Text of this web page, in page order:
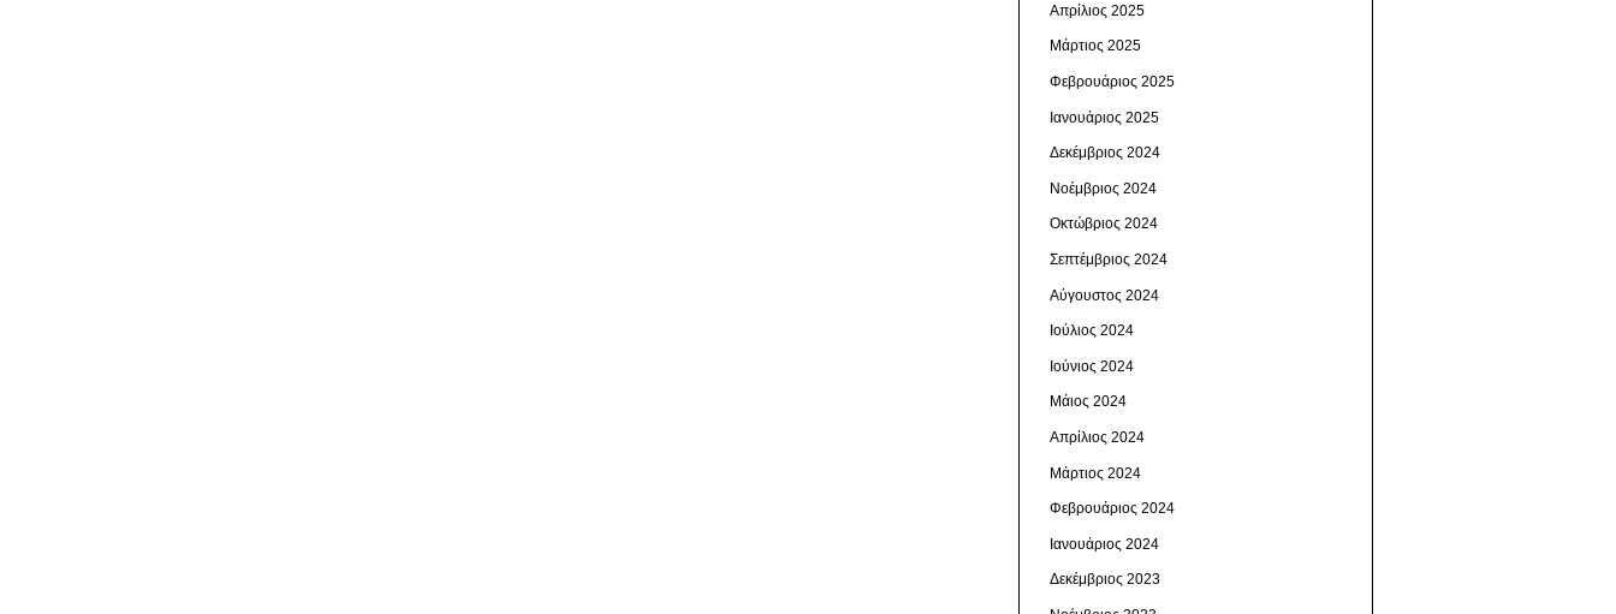
Απρίλιος 2025
Μάρτιος 2025
Φεβρουάριος 2025
Ιανουάριος 2025
Δεκέμβριος 2024
Νοέμβριος 2024
Οκτώβριος 2024
Σεπτέμβριος 2024
Αύγουστος 2024
Ιούλιος 2024
Ιούνιος 2024
Μάιος 2024
Απρίλιος 2024
Μάρτιος 2024
Φεβρουάριος 2024
Ιανουάριος 2024
Δεκέμβριος 2023